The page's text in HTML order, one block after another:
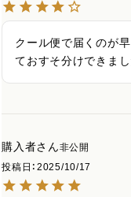
クール便で届くのが
ておすそ分けできまし
購入者
非公開
投稿日
2025/10/17